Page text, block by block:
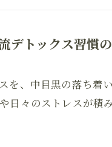
デトックス習慣
を、中目黒の落ち着
日々のストレスが積